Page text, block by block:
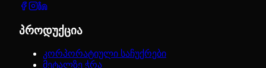
პროდუქცია
კორპორატიული საჩუქრები
მეტალზე ჭრა